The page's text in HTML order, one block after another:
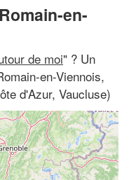
en-
de moi" ? Un
en-Viennois,
d'Azur, Vaucluse)